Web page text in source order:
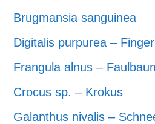
Brugmansia sanguinea
Digitalis purpurea –
Frangula alnus –
Crocus sp. – Krokus
Galanthus nivalis –